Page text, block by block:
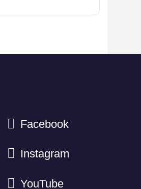
Facebook
Instagram
YouTube